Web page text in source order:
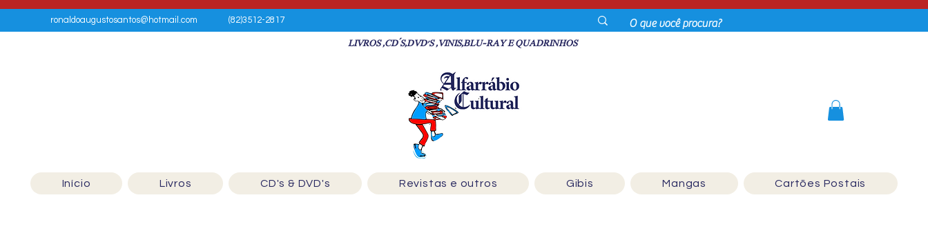
ronaldoaugustosantos@hotmail.com (82)3512-2817
LIVROS ,CD´S,DVD'S ,VINIS,BLU-RAY E QUADRINHOS
Início Livros CD's & DVD's Revistas e outros Gibis Mangas Cartões Postais